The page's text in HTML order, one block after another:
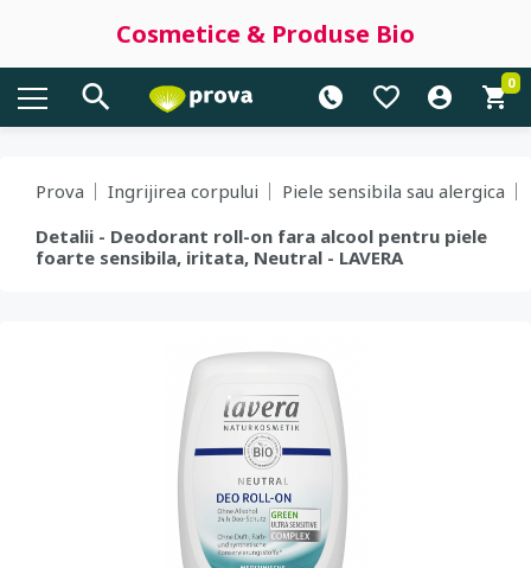
Cosmetice & Produse Bio
0
Prova Ingrijirea corpului
Piele sensibila sau alergica
Detalii - Deodorant roll-on fara alcool pentru piele
foarte sensibila, iritata, Neutral - LAVERA